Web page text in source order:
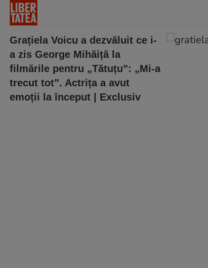
Grațiela Voicu a dezvăluit ce i-
a zis George Mihăiță la
filmările pentru „Tătuțu”: „Mi-a
trecut tot”. Actrița a avut
emoții la început | Exclusiv